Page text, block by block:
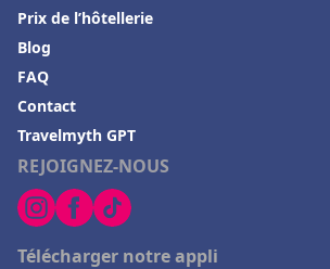
REJOIGNEZ-NOUS
Télécharger notre appli
Prix de l’hôtellerie
Blog
FAQ
Contact
Travelmyth GPT